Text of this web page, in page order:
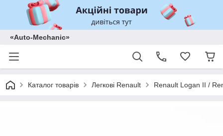
«Auto-Mechanic»
Каталог товарів Легкові Renault Renault Logan II /